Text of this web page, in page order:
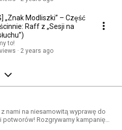
„Znak Modliszki” – Część
Raff z „Sesji na
to!
2 years ago
nami na niesamowitą wyprawę do
kampanię